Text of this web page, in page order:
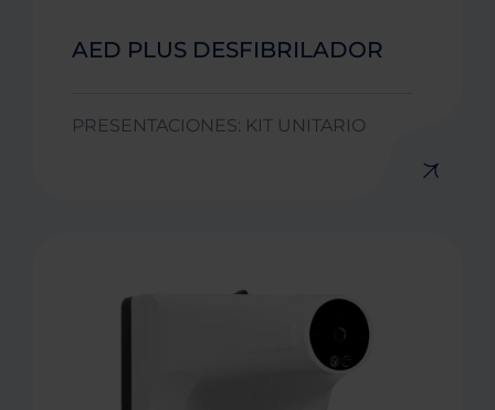
AED PLUS DESFIBRILADOR
PRESENTACIONES: KIT UNITARIO